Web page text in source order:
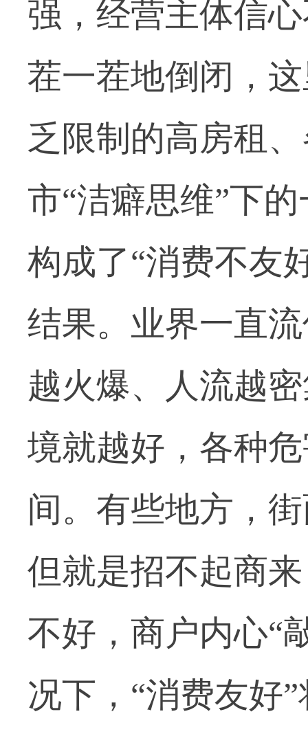
强，经营主体信
茬一茬地倒闭，
乏限制的高房租
市“洁癖思维”下
构成了“消费不友
结果。业界一直
越火爆、人流越
境就越好，各种
间。有些地方，
但就是招不起商
不好，商户内心“
况下，“消费友好